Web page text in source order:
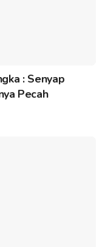
: Senyap
Pecah